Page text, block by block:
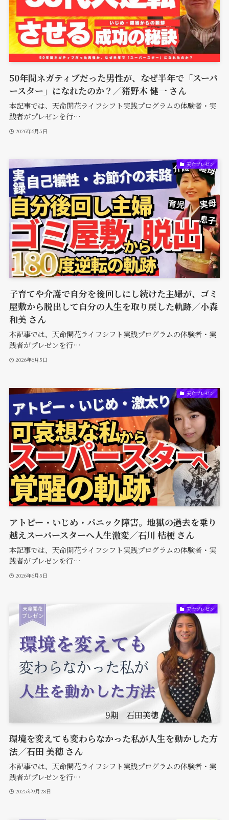
50年間ネガティブだった男性が、なぜ半年で「スーパ
ースター」になれたのか？／猪野木 健一 さん
本記事では、天命開花ライフシフト実践プログラムの体験者・実
践者がプレゼンを行…
2026年6月5日
天命プレゼン
子育てや介護で自分を後回しにし続けた主婦が、ゴミ
屋敷から脱出して自分の人生を取り戻した軌跡／小森
和美 さん
本記事では、天命開花ライフシフト実践プログラムの体験者・実
践者がプレゼンを行…
2026年6月5日
天命プレゼン
アトピー・いじめ・パニック障害。地獄の過去を乗り
越えスーパースターへ人生激変／石川 桔梗 さん
本記事では、天命開花ライフシフト実践プログラムの体験者・実
践者がプレゼンを行…
2026年6月5日
天命プレゼン
環境を変えても変わらなかった私が人生を動かした方
法／石田 美穂 さん
本記事では、天命開花ライフシフト実践プログラムの体験者・実
践者がプレゼンを行…
2025年9月28日